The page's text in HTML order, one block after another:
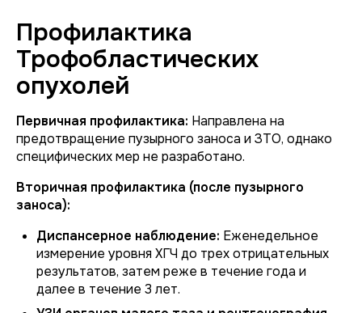
Профилактика
Трофобластических
опухолей
Первичная профилактика: Направлена на
предотвращение пузырного заноса и ЗТО, однако
специфических мер не разработано.
Вторичная профилактика (после пузырного
заноса):
Диспансерное наблюдение: Еженедельное
измерение уровня ХГЧ до трех отрицательных
результатов, затем реже в течение года и
далее в течение 3 лет.